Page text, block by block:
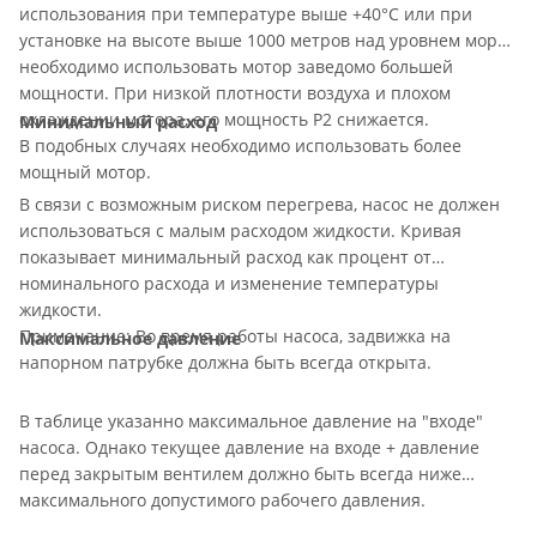
использования при температуре выше +40°С или при
установке на высоте выше 1000 метров над уровнем моря,
необходимо использовать мотор заведомо большей
мощности. При низкой плотности воздуха и плохом
охлаждении мотора, его мощность P2 снижается.
В подобных случаях необходимо использовать более
мощный мотор.
Минимальный расход
В связи с возможным риском перегрева, насос не должен
использоваться с малым расходом жидкости. Кривая
показывает минимальный расход как процент от
номинального расхода и изменение температуры
жидкости.
Примечание: Во время работы насоса, задвижка на
напорном патрубке должна быть всегда открыта.
Максимальное давление
В таблице указанно максимальное давление на "входе"
насоса. Однако текущее давление на входе + давление
перед закрытым вентилем должно быть всегда ниже
максимального допустимого рабочего давления.